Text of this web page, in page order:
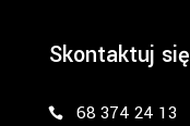
Skontaktuj się
68 374 24 13